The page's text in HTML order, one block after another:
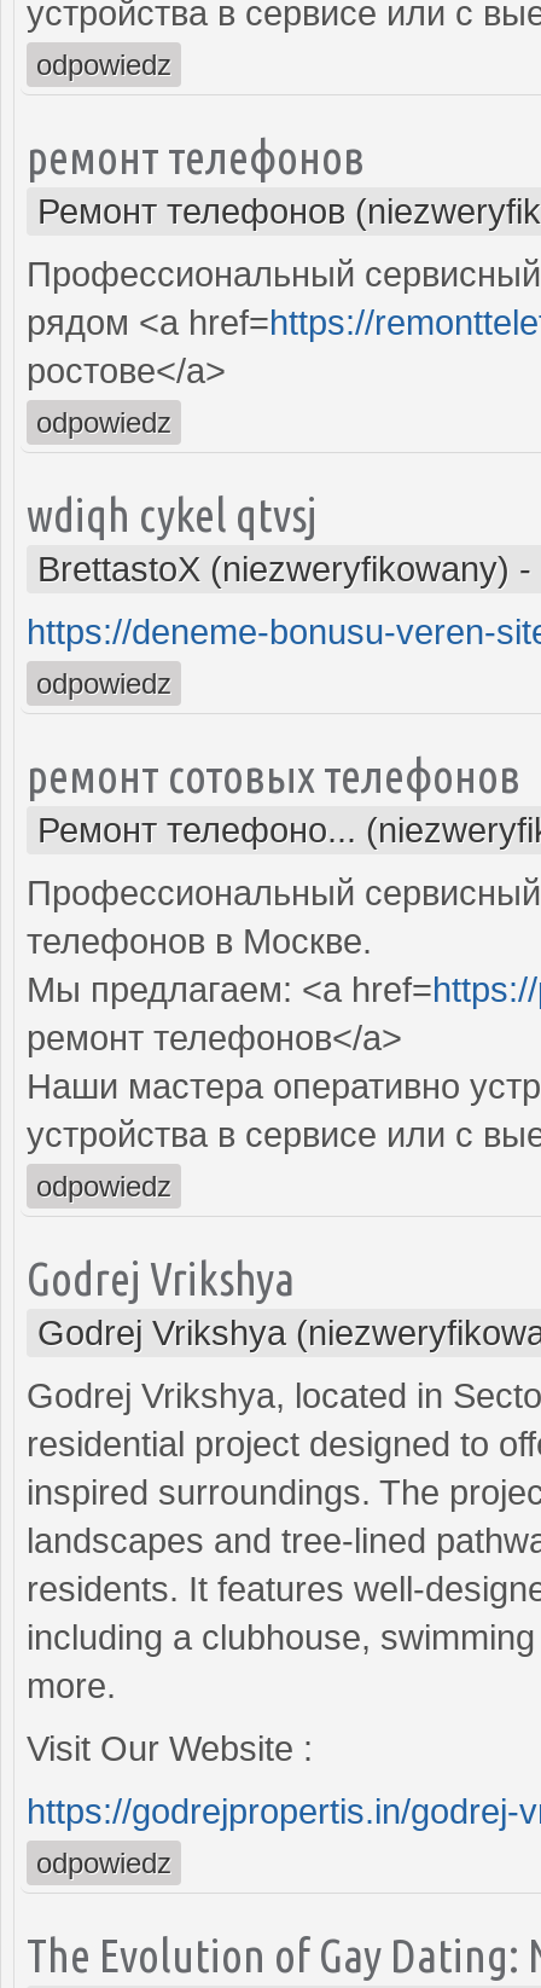
устройства в сервисе или с
odpowiedz
ремонт телефонов
Ремонт телефонов
Профессиональный
рядом <a href=https://
ростове</a>
odpowiedz
wdiqh cykel qtvsj
BrettastoX (niezweryfikowany) -
https://deneme-bonusu-veren-
odpowiedz
ремонт сотовых телефонов
Ремонт телефоно...
Профессиональный
телефонов в Москве.
Мы предлагаем: <a href=
ремонт телефонов</a>
Наши мастера оперативно
устройства в сервисе или с
odpowiedz
Godrej Vrikshya
Godrej Vrikshya
Godrej Vrikshya, located in
residential project designed to
inspired surroundings. The
landscapes and tree-lined
residents. It features well-
including a clubhouse,
more.
Visit Our Website :
https://godrejpropertis.in/godrej-
odpowiedz
The Evolution of Gay